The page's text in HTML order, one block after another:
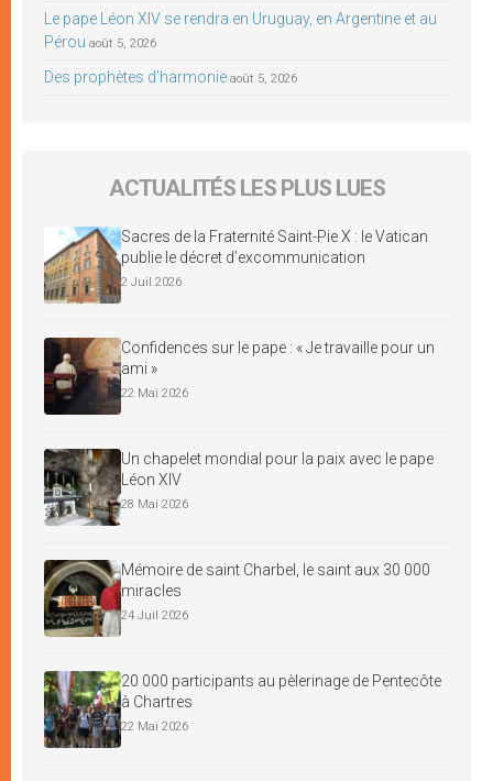
Le pape Léon XIV se rendra en Uruguay, en Argentine et au
Pérou août 5, 2026
Des prophètes d’harmonie août 5, 2026
ACTUALITÉS LES PLUS LUES
Sacres de la Fraternité Saint-Pie X : le Vatican
publie le décret d’excommunication
2 Juil 2026
Confidences sur le pape : « Je travaille pour un
ami »
22 Mai 2026
Un chapelet mondial pour la paix avec le pape
Léon XIV
28 Mai 2026
Mémoire de saint Charbel, le saint aux 30 000
miracles
24 Juil 2026
20 000 participants au pèlerinage de Pentecôte
à Chartres
22 Mai 2026